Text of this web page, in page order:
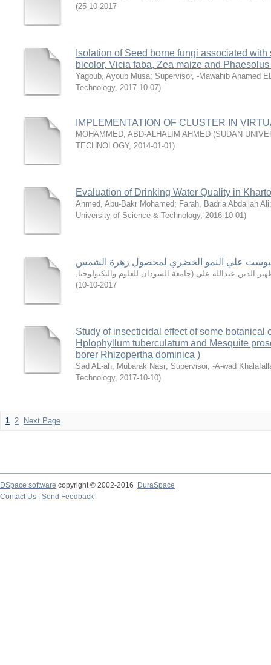
2017-10-25
)
Isolation of Seed borne fungi associated
bicolor, Vicia faba, Zea maize and
Yagoub, Ayoub Musa; Supervisor, -Mawahib Ahamed
Technology, 2017-10-07)
IMPLEMENTATION OF CLUSTER IN
MOHAMMED, ABD-ALHALIM AHMED (SUDAN
TECHNOLOGY, 2014-01-01)
Evaluation of Drinking Water Quality in
Ahmed, Abu-Bakr Mohamed; Farah, Badria Abdallah Ali
University of Science & Technology, 2016-10-01)
علي النمو الخضري لمحصول زهرة الشمس
الدين عبدالله علي (جامعة السودان للعلوم والتكنولوجيا,
2017-10-10
)
Study of insecticidal effect of some botanical
Hplophyllum tuberculatum and Mesquite
borer Rhizopertha dominica )
Sad AL-ah, Mubarak Nasr; Supervisor, -A-wad
Technology, 2017-10-10)
1 2 Next Page
DSpace software copyright © 2002-2016
DuraSpace
Contact Us
Send Feedback